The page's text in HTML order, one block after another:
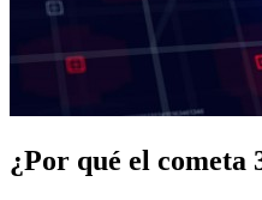
¿Por qué el